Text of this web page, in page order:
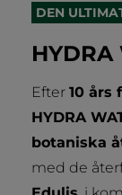
DEN
HYDRA
Efter 10 års
HYDRA
botaniska
med de